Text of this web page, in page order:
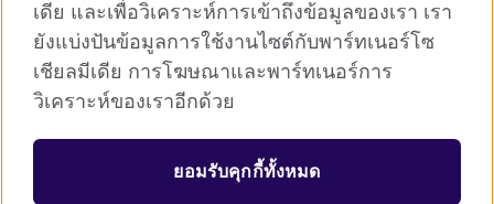
Privacy and terms
Terms and conditions of sale
คุกกี้
Sitemap
© 2026 British Council
เดีย และเพื่อวิเคราะห์การเข้าถึงข้อมูลของเรา เรา
ยังแบ่งปันข้อมูลการใช้งานไซต์กับพาร์ทเนอร์โซ
เชียลมีเดีย การโฆษณาและพาร์ทเนอร์การ
วิเคราะห์ของเราอีกด้วย
ยอมรับคุกกี้ทั้งหมด